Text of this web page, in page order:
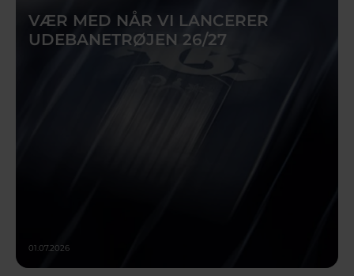
VÆR MED NÅR VI LANCERER
UDEBANETRØJEN 26/27
01.07.2026